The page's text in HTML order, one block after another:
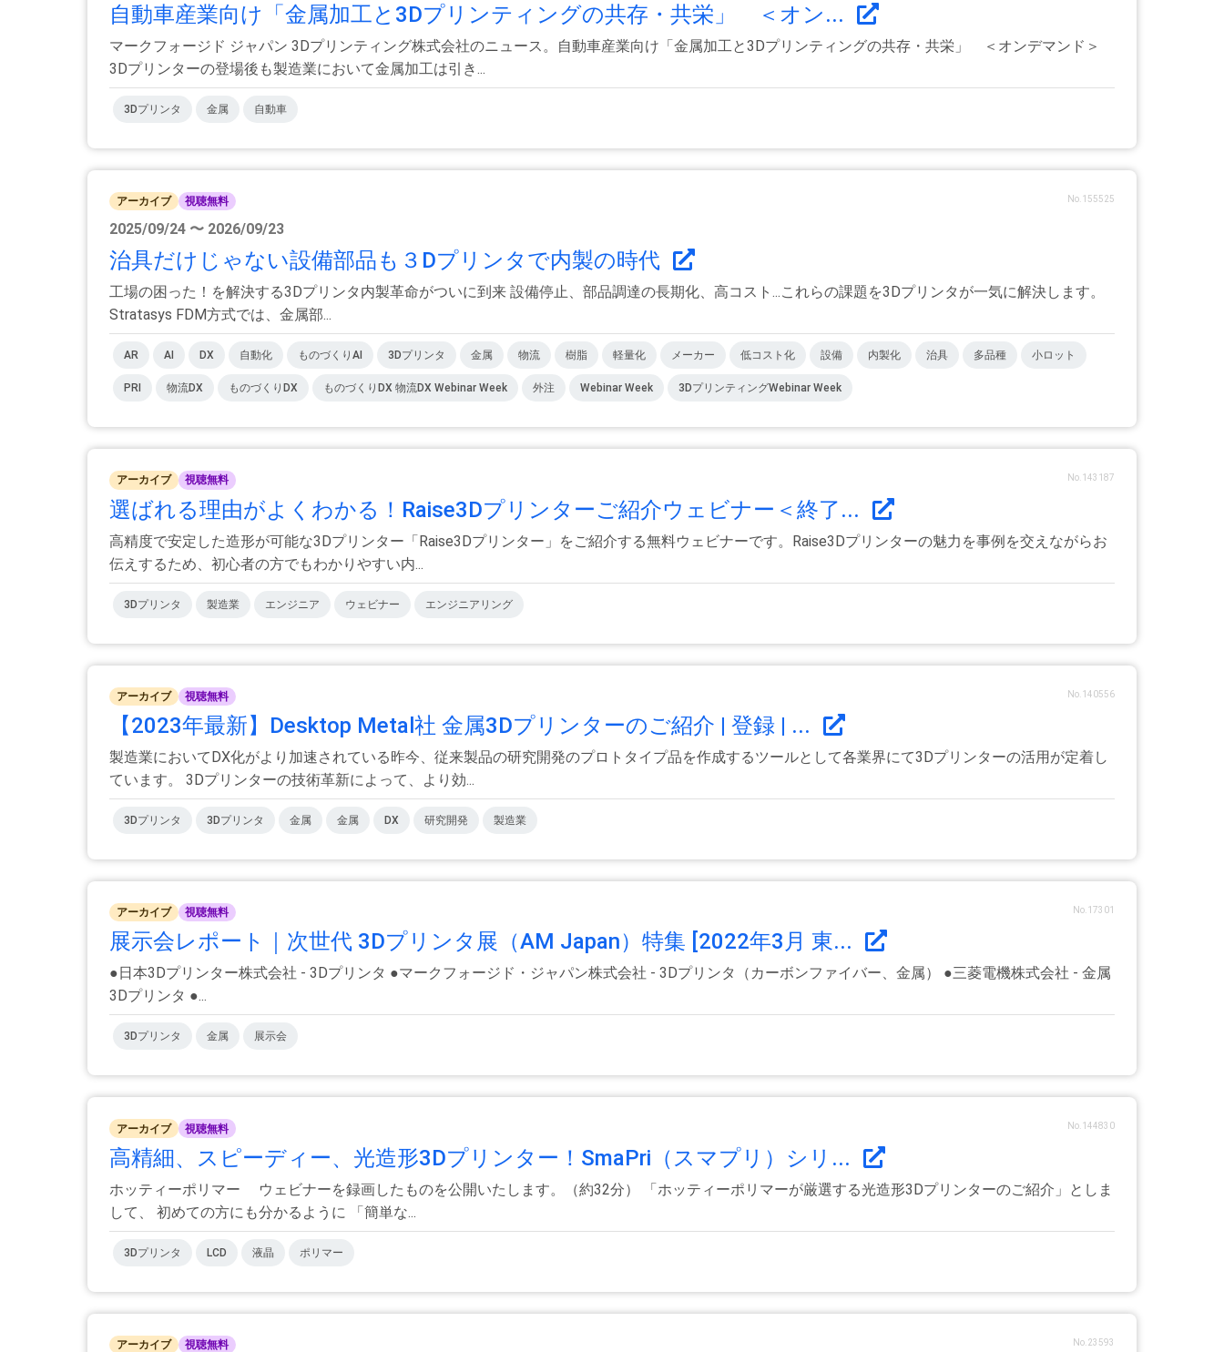
自動車産業向け「金属加工と3Dプリンティングの共存・共栄」 ＜オン...
マークフォージド ジャパン 3Dプリンティング株式会社のニュース。自動車産業向け「金属加工と3Dプリンティングの共存・共栄」 ＜オンデマンド＞
3Dプリンターの登場後も製造業において金属加工は引き...
3Dプリンタ 金属 自動車
アーカイブ 視聴無料 No.155525
2025/09/24 〜 2026/09/23
治具だけじゃない設備部品も３Dプリンタで内製の時代
工場の困った！を解決する3Dプリンタ内製革命がついに到来 設備停止、部品調達の長期化、高コスト...これらの課題を3Dプリンタが一気に解決します。
Stratasys FDM方式では、金属部...
AR AI DX 自動化 ものづくりAI 3Dプリンタ 金属 物流 樹脂 軽量化 メーカー 低コスト化 設備 内製化 治具 多品種 小ロット
PRI 物流DX ものづくりDX ものづくりDX 物流DX Webinar Week 外注 Webinar Week 3DプリンティングWebinar Week
アーカイブ 視聴無料 No.143187
選ばれる理由がよくわかる！Raise3Dプリンターご紹介ウェビナー＜終了...
高精度で安定した造形が可能な3Dプリンター「Raise3Dプリンター」をご紹介する無料ウェビナーです。Raise3Dプリンターの魅力を事例を交えながらお
伝えするため、初心者の方でもわかりやすい内...
3Dプリンタ 製造業 エンジニア ウェビナー エンジニアリング
アーカイブ 視聴無料 No.140556
【2023年最新】Desktop Metal社 金属3Dプリンターのご紹介 | 登録 | ...
製造業においてDX化がより加速されている昨今、従来製品の研究開発のプロトタイプ品を作成するツールとして各業界にて3Dプリンターの活用が定着し
ています。 3Dプリンターの技術革新によって、より効...
3Dプリンタ 3Dプリンタ 金属 金属 DX 研究開発 製造業
アーカイブ 視聴無料 No.17301
展示会レポート｜次世代 3Dプリンタ展（AM Japan）特集 [2022年3月 東...
●日本3Dプリンター株式会社 - 3Dプリンタ ●マークフォージド・ジャパン株式会社 - 3Dプリンタ（カーボンファイバー、金属） ●三菱電機株式会社 - 金属
3Dプリンタ ●...
3Dプリンタ 金属 展示会
アーカイブ 視聴無料 No.144830
高精細、スピーディー、光造形3Dプリンター！SmaPri（スマプリ）シリ...
ホッティーポリマー ウェビナーを録画したものを公開いたします。（約32分） 「ホッティーポリマーが厳選する光造形3Dプリンターのご紹介」としま
して、 初めての方にも分かるように 「簡単な...
3Dプリンタ LCD 液晶 ポリマー
アーカイブ 視聴無料 No.23593